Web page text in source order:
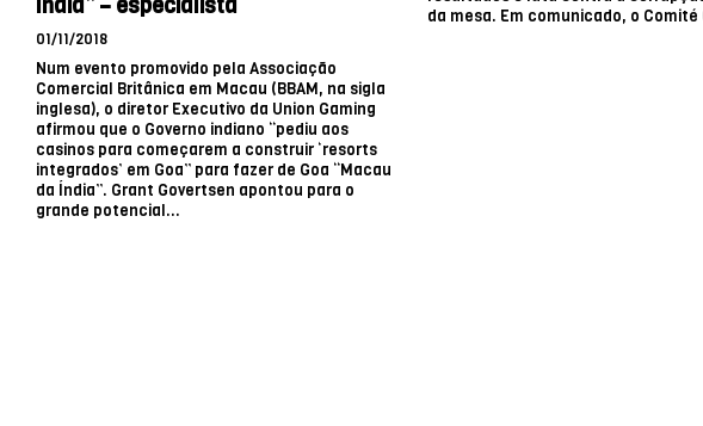
Índia” – especialista
01/11/2018
Num evento promovido pela Associação
Comercial Britânica em Macau (BBAM, na sigla
inglesa), o diretor Executivo da Union Gaming
afirmou que o Governo indiano “pediu aos
casinos para começarem a construir ‘resorts
integrados’ em Goa” para fazer de Goa “Macau
da Índia”. Grant Govertsen apontou para o
grande potencial...
da mesa. Em comunicado, o